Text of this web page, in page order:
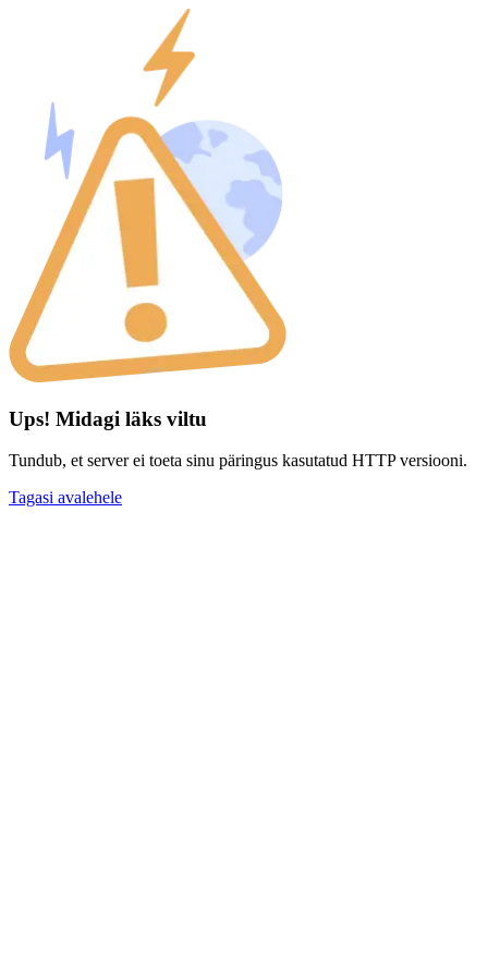
Ups! Midagi läks viltu
Tundub, et server ei toeta sinu päringus kasutatud HTTP versiooni.
Tagasi avalehele